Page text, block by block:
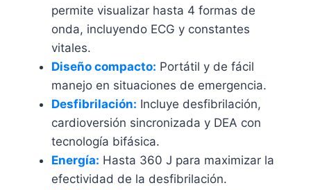
permite visualizar hasta 4 formas de
onda, incluyendo ECG y constantes
vitales.
Diseño compacto: Portátil y de fácil
manejo en situaciones de emergencia.
Desfibrilación: Incluye desfibrilación,
cardioversión sincronizada y DEA con
tecnología bifásica.
Energía: Hasta 360 J para maximizar la
efectividad de la desfibrilación.